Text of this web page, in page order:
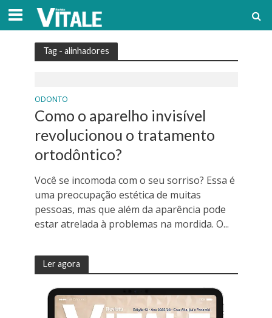
Tag - alinhadores
ODONTO
Como o aparelho invisível
revolucionou o tratamento
ortodôntico?
Você se incomoda com o seu sorriso? Essa é
uma preocupação estética de muitas
pessoas, mas que além da aparência pode
estar atrelada à problemas na mordida. O...
Ler agora